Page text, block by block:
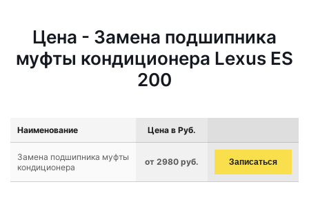
Цена - Замена подшипника
муфты кондиционера Lexus ES
200
Наименование Цена в Руб.
Замена подшипника муфты
кондиционера
от 2980 руб. Записаться